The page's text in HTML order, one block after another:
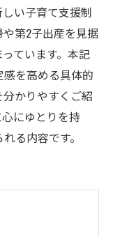
い子育て支援制
第2子出産を見据
ています。本記
を高める具体的
かりやすくご紹
にゆとりを持
る内容です。